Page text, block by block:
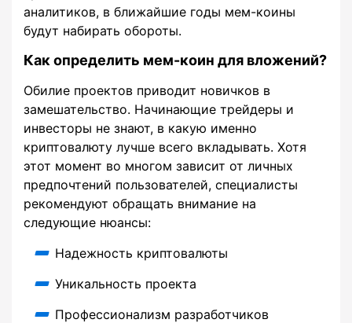
аналитиков, в ближайшие годы мем-коины
будут набирать обороты.
Как определить мем-коин для вложений?
Обилие проектов приводит новичков в
замешательство. Начинающие трейдеры и
инвесторы не знают, в какую именно
криптовалюту лучше всего вкладывать. Хотя
этот момент во многом зависит от личных
предпочтений пользователей, специалисты
рекомендуют обращать внимание на
следующие нюансы:
Надежность криптовалюты
Уникальность проекта
Профессионализм разработчиков